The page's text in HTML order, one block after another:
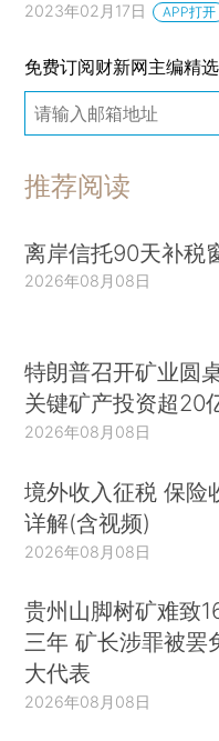
2023年02月17日 APP打开
免费订阅财新网主编精
推荐阅读
离岸信托90天补税
2026年08月08日
特朗普召开矿业圆
关键矿产投资超20
2026年08月08日
境外收入征税 保险
详解(含视频)
2026年08月08日
贵州山脚树矿难致
三年 矿长涉罪被罢
大代表
2026年08月08日